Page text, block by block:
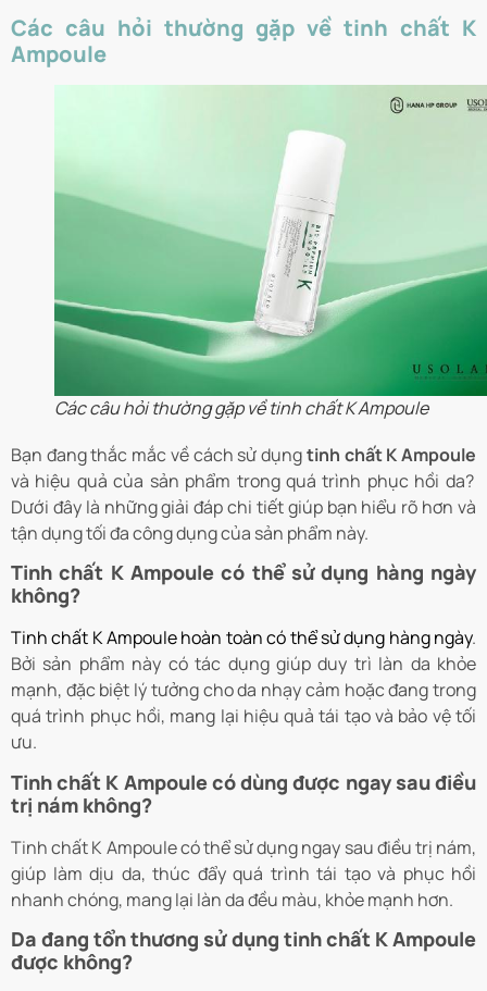
Các câu hỏi thường gặp về tinh chất K
Ampoule
Các câu hỏi thường gặp về tinh chất K Ampoule
Bạn đang thắc mắc về cách sử dụngtinh chất K Ampoule
và hiệu quả của sản phẩm trong quá trình phục hồi da?
Dưới đây là những giải đáp chi tiết giúp bạn hiểu rõ hơn và
tận dụng tối đa công dụng của sản phẩm này.
Tinh chất K Ampoule có thể sử dụng hàng ngày
không?
Tinh chất K Ampoule hoàn toàn có thể sử dụng hàng ngày.
Bởi sản phẩm này có tác dụng giúp duy trì làn da khỏe
mạnh, đặc biệt lý tưởng cho da nhạy cảm hoặc đang trong
quá trình phục hồi, mang lại hiệu quả tái tạo và bảo vệ tối
ưu.
Tinh chất K Ampoule có dùng được ngay sau điều
trị nám không?
Tinh chất K Ampoule có thể sử dụng ngay sau điều trị nám,
giúp làm dịu da, thúc đẩy quá trình tái tạo và phục hồi
nhanh chóng, mang lại làn da đều màu, khỏe mạnh hơn.
Da đang tổn thương sử dụng tinh chất K Ampoule
được không?